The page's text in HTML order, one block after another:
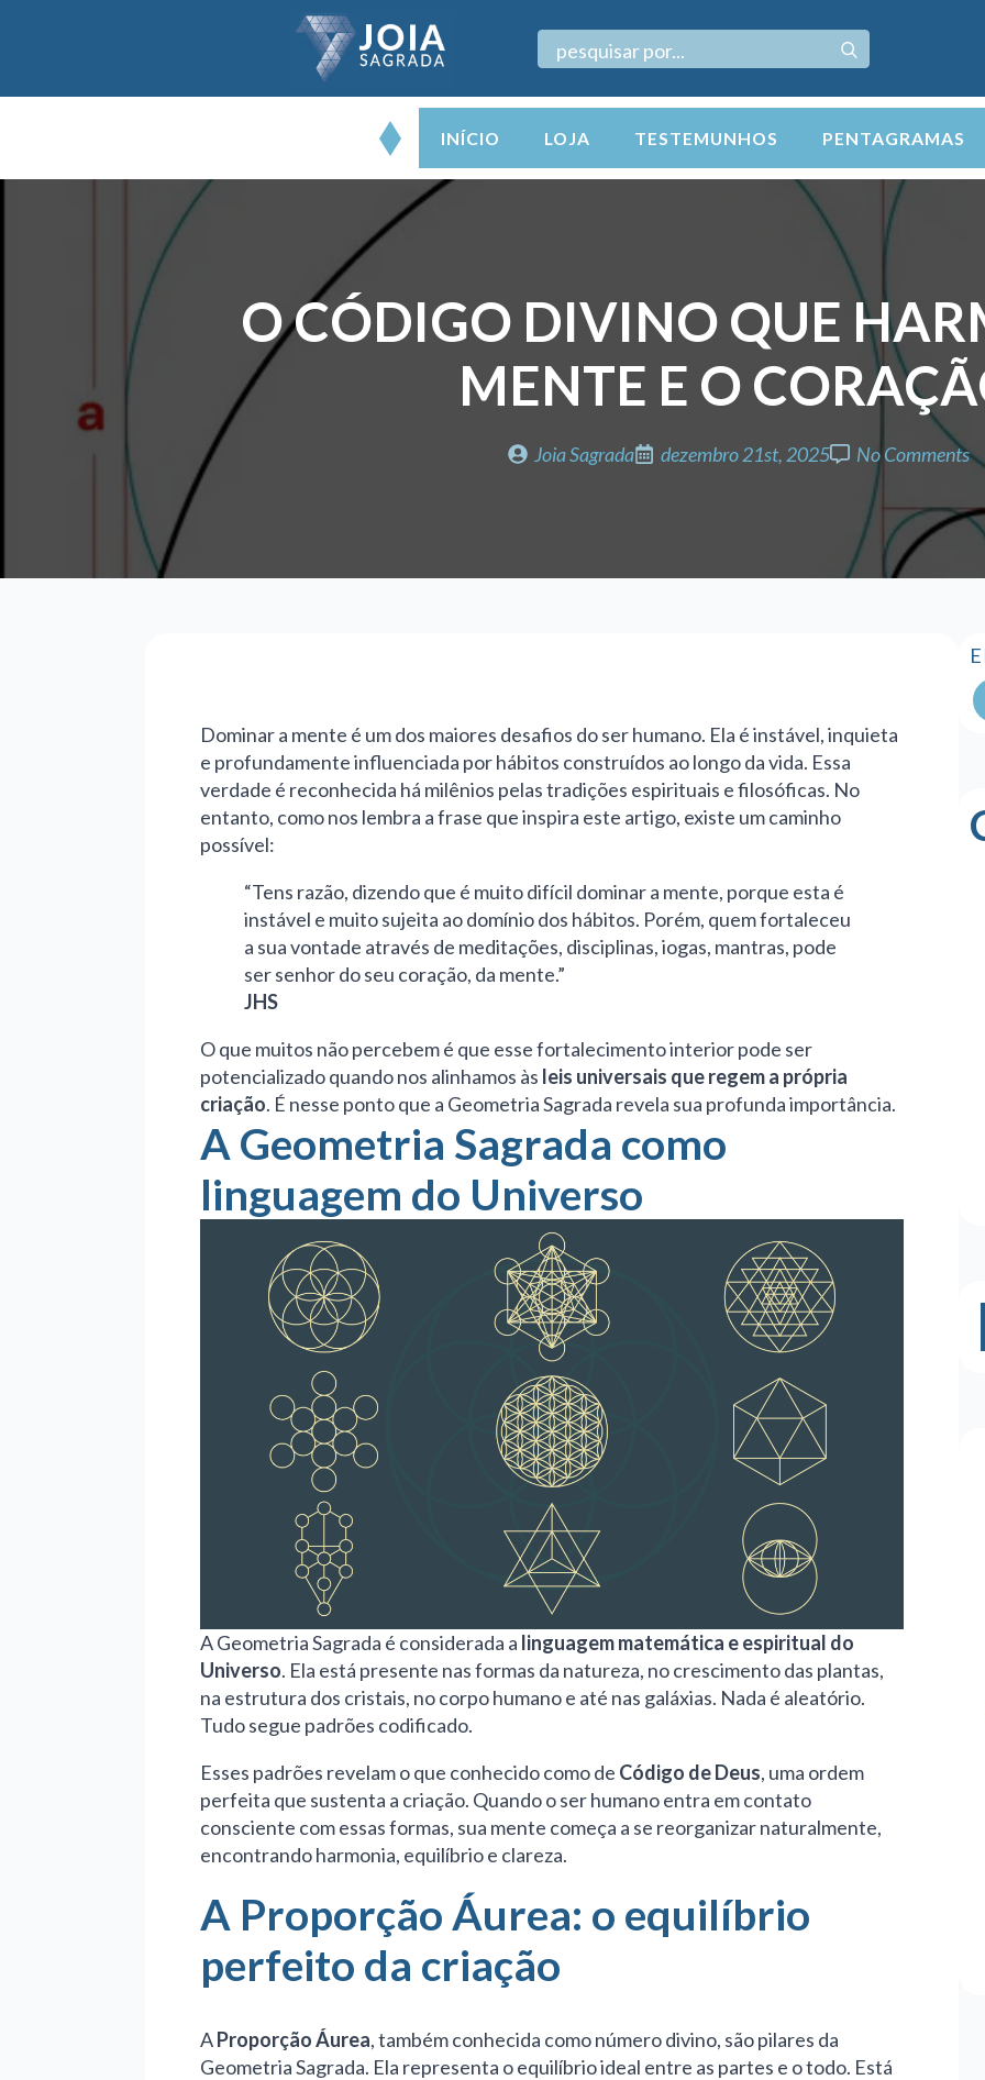
for:
INÍCIO LOJA TESTEMUNHOS PENTAGRAMAS
O CÓDIGO DIVINO QUE
MENTE E O
Joia Sagrada dezembro 21st, 2025 No Comments
Dominar a mente é um dos maiores desafios do ser humano. Ela é instável, inquieta
e profundamente influenciada por hábitos construídos ao longo da vida. Essa
verdade é reconhecida há milênios pelas tradições espirituais e filosóficas. No
entanto, como nos lembra a frase que inspira este artigo, existe um caminho
possível:
“Tens razão, dizendo que é muito difícil dominar a mente, porque esta é
instável e muito sujeita ao domínio dos hábitos. Porém, quem fortaleceu
a sua vontade através de meditações, disciplinas, iogas, mantras, pode
ser senhor do seu coração, da mente.”
JHS
O que muitos não percebem é que esse fortalecimento interior pode ser
potencializado quando nos alinhamos às leis universais que regem a própria
criação. É nesse ponto que a Geometria Sagrada revela sua profunda importância.
A Geometria Sagrada como
linguagem do Universo
A Geometria Sagrada é considerada a linguagem matemática e espiritual do
Universo. Ela está presente nas formas da natureza, no crescimento das plantas,
na estrutura dos cristais, no corpo humano e até nas galáxias. Nada é aleatório.
Tudo segue padrões codificado.
Esses padrões revelam o que conhecido como de Código de Deus, uma ordem
perfeita que sustenta a criação. Quando o ser humano entra em contato
consciente com essas formas, sua mente começa a se reorganizar naturalmente,
encontrando harmonia, equilíbrio e clareza.
A Proporção Áurea: o equilíbrio
perfeito da criação
AProporção Áurea, também conhecida como número divino, são pilares da
Geometria Sagrada. Ela representa o equilíbrio ideal entre as partes e o todo. Está